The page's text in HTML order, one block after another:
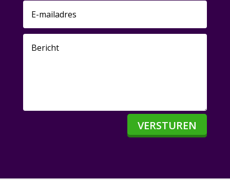
VERSTUREN